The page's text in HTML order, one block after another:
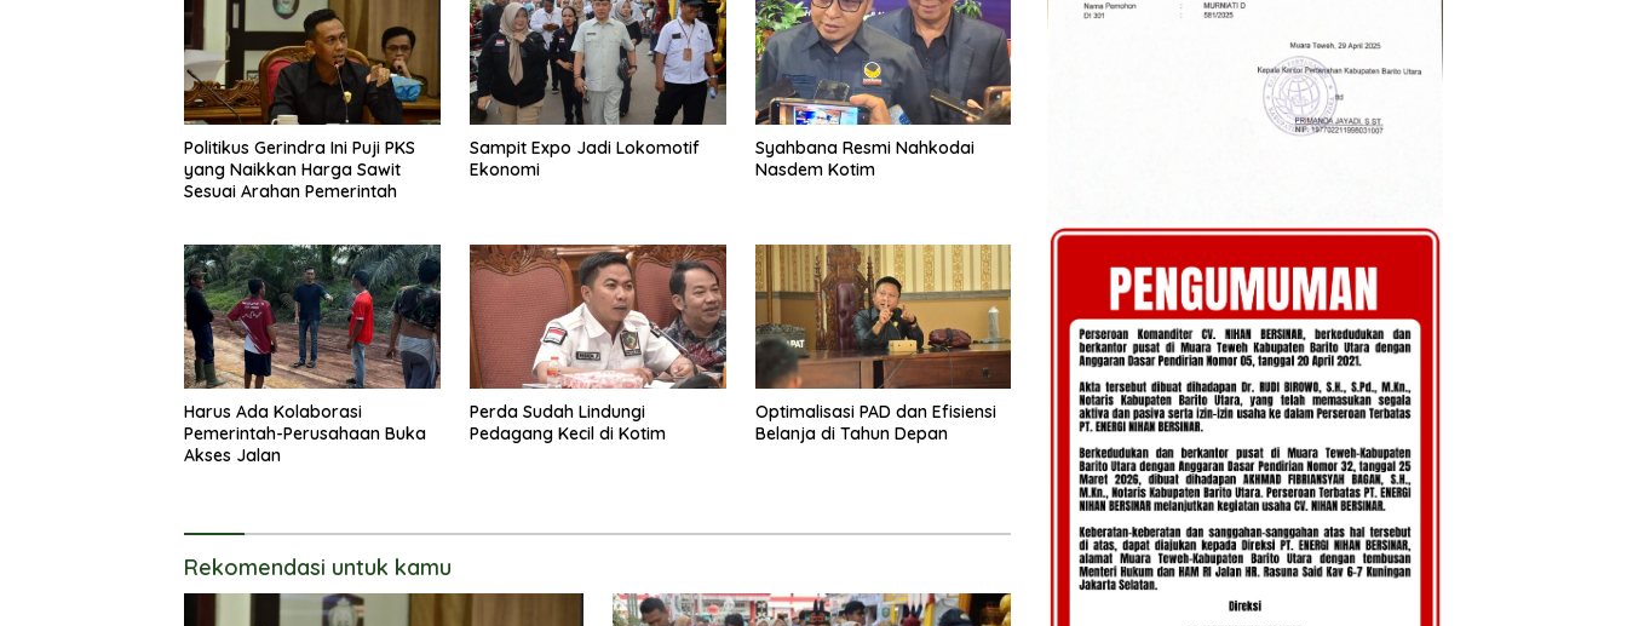
Politikus Gerindra Ini Puji PKS
yang Naikkan Harga Sawit
Sesuai Arahan Pemerintah
Sampit Expo Jadi Lokomotif
Ekonomi
Syahbana Resmi Nahkodai
Nasdem Kotim
Harus Ada Kolaborasi
Pemerintah-Perusahaan Buka
Akses Jalan
Perda Sudah Lindungi
Pedagang Kecil di Kotim
Optimalisasi PAD dan Efisiensi
Belanja di Tahun Depan
Rekomendasi untuk kamu